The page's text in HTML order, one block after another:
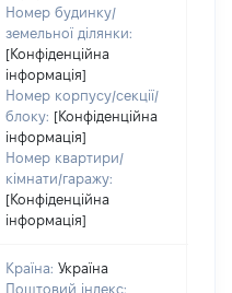
Номер будинку/
земельної ділянки:
[Конфіденційна
інформація]
Номер корпусу/секції/
блоку: [Конфіденційна
інформація]
Номер квартири/
кімнати/гаражу:
[Конфіденційна
інформація]
Країна: Україна
Поштовий індекс: